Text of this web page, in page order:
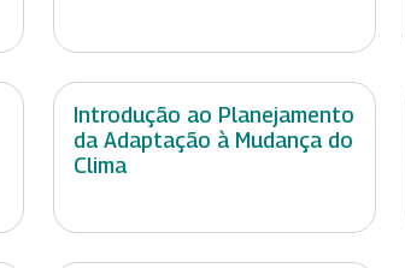
Introdução ao Planejamento
da Adaptação à Mudança do
Clima